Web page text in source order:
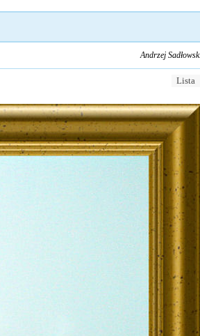
Andrzej
Lista